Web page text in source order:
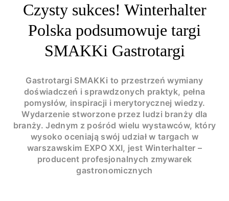
Czysty sukces! Winterhalter
Polska podsumowuje targi
SMAKKi Gastrotargi
Gastrotargi SMAKKi to przestrzeń wymiany
doświadczeń i sprawdzonych praktyk, pełna
pomysłów, inspiracji i merytorycznej wiedzy.
Wydarzenie stworzone przez ludzi branży dla
branży. Jednym z pośród wielu wystawców, który
wysoko oceniają swój udział w targach w
warszawskim EXPO XXI, jest Winterhalter –
producent profesjonalnych zmywarek
gastronomicznych